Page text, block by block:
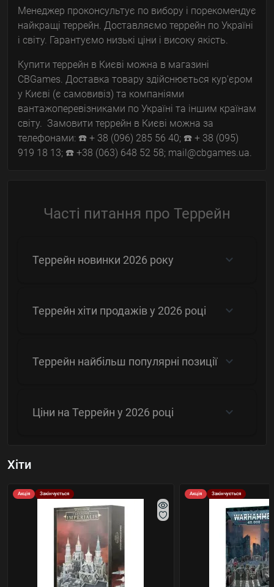
Менеджер проконсультує по вибору і порекомендує
найкращі террейн. Доставляємо террейн по Україні
і світу. Гарантуємо низькі ціни і високу якість.
Купити террейн в Києві можна в магазині
CBGames. Доставка товару здійснюється кур'єром
у Києві (є самовивіз) та компаніями
вантажоперевізниками по Україні та іншим країнам
світу. Замовити террейн в Києві можна за
телефонами: ☎️ + 38 (096) 285 56 40; ☎️ + 38 (095)
919 18 13; ☎️ +38 (063) 648 52 58; mail@cbgames.ua.
Часті питання про Террейн
Террейн новинки 2026 року
Террейн хіти продажів у 2026 році
Террейн найбільш популярні позиції
Ціни на Террейн у 2026 році
Хіти
Акція Закінчується Акція Закінчується